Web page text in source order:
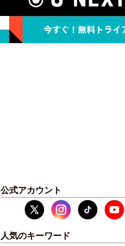
公式アカウント
人気のキーワード